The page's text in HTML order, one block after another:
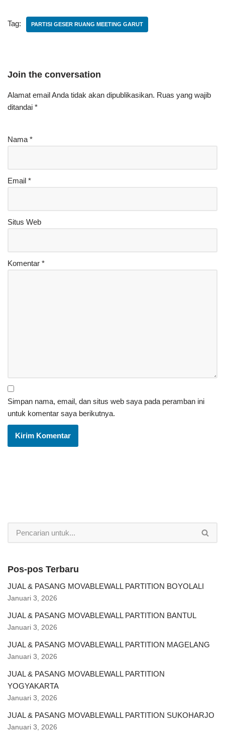
Tag: PARTISI GESER RUANG MEETING GARUT
Join the conversation
Alamat email Anda tidak akan dipublikasikan. Ruas yang wajib
ditandai *
Nama *
Email *
Situs Web
Komentar *
Simpan nama, email, dan situs web saya pada peramban ini
untuk komentar saya berikutnya.
Pos-pos Terbaru
JUAL & PASANG MOVABLEWALL PARTITION BOYOLALI
Januari 3, 2026
JUAL & PASANG MOVABLEWALL PARTITION BANTUL
Januari 3, 2026
JUAL & PASANG MOVABLEWALL PARTITION MAGELANG
Januari 3, 2026
JUAL & PASANG MOVABLEWALL PARTITION
YOGYAKARTA
Januari 3, 2026
JUAL & PASANG MOVABLEWALL PARTITION SUKOHARJO
Januari 3, 2026